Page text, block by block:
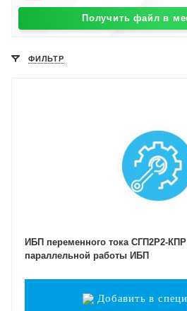
Получить файл в
ФИЛЬТР
ИБП переменного тока СГП2Р2-
параллельной работы ИБП
Добавить в